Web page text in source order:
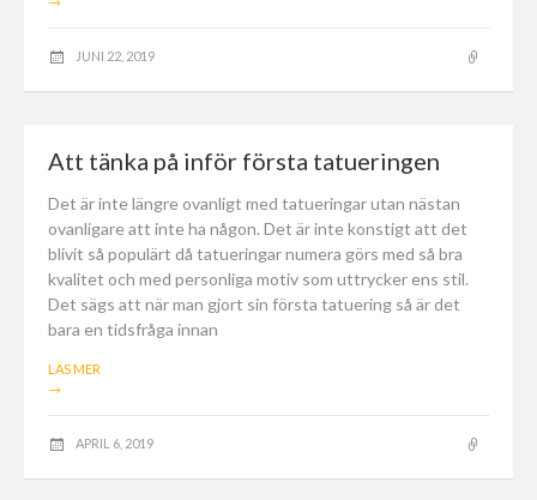
JUNI 22, 2019
Att tänka på inför första tatueringen
Det är inte längre ovanligt med tatueringar utan nästan
ovanligare att inte ha någon. Det är inte konstigt att det
blivit så populärt då tatueringar numera görs med så bra
kvalitet och med personliga motiv som uttrycker ens stil.
Det sägs att när man gjort sin första tatuering så är det
bara en tidsfråga innan
LÄS MER
→
APRIL 6, 2019